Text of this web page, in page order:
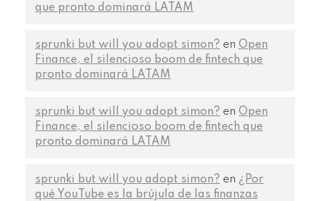
que pronto dominará LATAM
sprunki but will you adopt simon? en Open
Finance, el silencioso boom de fintech que
pronto dominará LATAM
sprunki but will you adopt simon? en Open
Finance, el silencioso boom de fintech que
pronto dominará LATAM
sprunki but will you adopt simon? en ¿Por
qué YouTube es la brújula de las finanzas